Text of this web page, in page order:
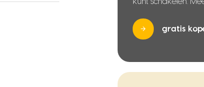
gratis